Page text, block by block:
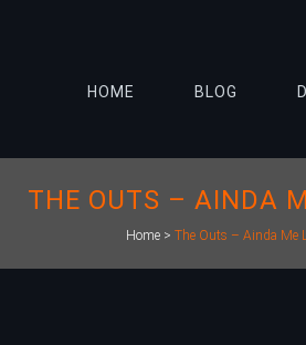
HOME BLOG
THE OUTS – AINDA
Home > The Outs – Ainda Me